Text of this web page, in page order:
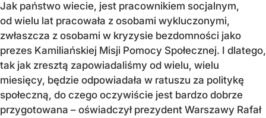
Jak państwo wiecie, jest pracownikiem socjalnym,
od wielu lat pracowała z osobami wykluczonymi,
zwłaszcza z osobami w kryzysie bezdomności jako
prezes Kamiliańskiej Misji Pomocy Społecznej. I dlatego,
tak jak zresztą zapowiadaliśmy od wielu, wielu
miesięcy, będzie odpowiadała w ratuszu za politykę
społeczną, do czego oczywiście jest bardzo dobrze
przygotowana – oświadczył prezydent Warszawy Rafał